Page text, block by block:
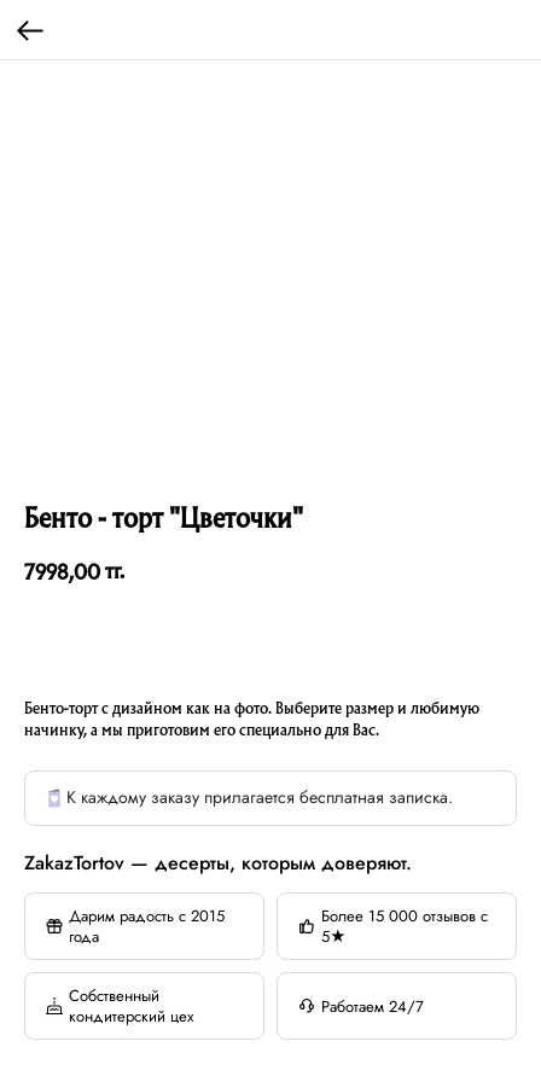
Бенто - торт "Цветочки"
7998,00тг.
Бенто-торт с дизайном как на фото. Выберите размер и любимую
начинку, а мы приготовим его специально для Вас.
К каждому заказу прилагается бесплатная записка.
ZakazTortov — десерты, которым доверяют.
Дарим радость с 2015
года
Более 15 000 отзывов с
5★
Собственный
кондитерский цех
Работаем 24/7